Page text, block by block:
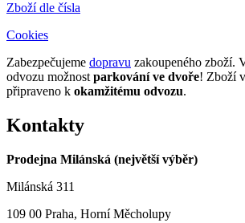
Zboží dle čísla
Cookies
Zabezpečujeme dopravu zakoupeného zboží.
odvozu možnost parkování ve dvoře! Zboží
připraveno k okamžitému odvozu.
Kontakty
Prodejna Milánská (největší výběr)
Milánská 311
109 00 Praha, Horní Měcholupy